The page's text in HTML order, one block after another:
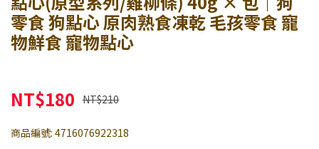
零食 狗點心 原肉熟食凍乾 毛孩零食 寵
物鮮食 寵物點心
NT$180 NT$210
商品編號: 4716076922318